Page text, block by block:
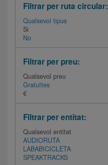
Filtrar per ruta circular:
Qualsevol tipus
Si
No
Filtrar per preu:
Qualsevol preu
Gratuïtes
€
Filtrar per entitat:
Qualsevol entitat
AUDIORUTA
LABABICICLETA
SPEAKTRACKS